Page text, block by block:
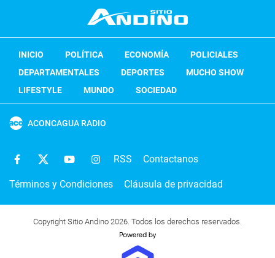
INICIO POLÍTICA ECONOMÍA
POLICIALES
DEPARTAMENTALES
DEPORTES
MUCHO SHOW
LIFESTYLE
MUNDO SOCIEDAD
ACONCAGUA RADIO
RSS Contactanos
Términos y Condiciones Cláusula de privacidad
Copyright Sitio Andino 2026. Todos los derechos reservados.